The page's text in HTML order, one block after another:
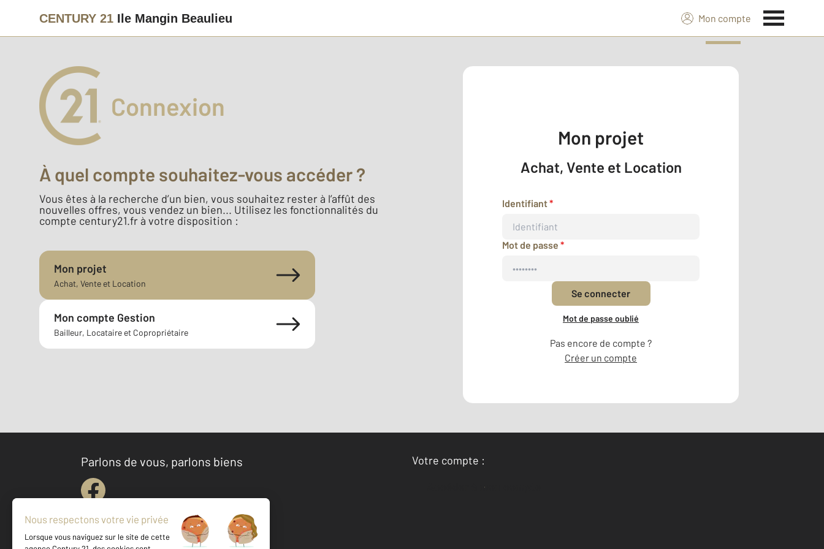
CENTURY 21 Ile Mangin Beaulieu Mon compte
Connexion
À quel compte souhaitez-vous accéder ?
Vous êtes à la recherche d’un bien, vous souhaitez rester à l’affût des
nouvelles offres, vous vendez un bien... Utilisez les fonctionnalités du
compte century21.fr à votre disposition :
Mon projet
Achat, Vente et Location
Mon compte Gestion
Bailleur, Locataire et Copropriétaire
Mon projet
Achat, Vente et Location
Identifiant*
Mot de passe *
Se connecter
Mot de passe oublié
Pas encore de compte ?
Créer un compte
Parlons de vous, parlons biens
Votre compte :
Accéder à mon compte